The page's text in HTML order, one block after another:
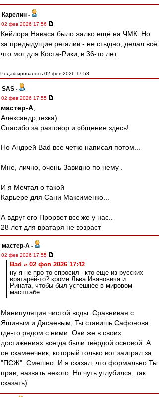
Карелин -
02 фев 2026 17:56
Кейлора Наваса было жалко ещё на ЧМК. Но
за предыдущие регалии - не стыдно, делал всё
что мог для Коста-Рики, в 36-то лет..
Редактировалось 02 фев 2026 17:58
SAS -
02 фев 2026 17:55
мастер-А
Александр,тезка)
Спасибо за разговор и общение здесь!
Но Андрей Bad все четко написал потом...
Мне, лично, очень Завидно по нему .
И я Мечтал о такой
Карьере для Сани Максименко...
А вдруг его Прорвет все же у нас..
28 лет для вратаря не возраст
мастер-А -
02 фев 2026 17:55
Bad » 02 фев 2026 17:42
ну я не про то спросил - кто еще из русских
вратарей-то? кроме Льва Ивановича и
Рината, чтобы был успешнее в мировом
масштабе
Манипуляция чистой воды. Сравнивая с
Яшиным и Дасаевым, Ты ставишь Сафонова
где-то рядом с ними. Они же в своих
достижениях всегда были твёрдой основой. А
он скамеечник, который только вот заиграл за
"ПСЖ". Смешно. И я сказал, что формально Ты
прав, назвать некого. Но чуть углубился, так
сказать)